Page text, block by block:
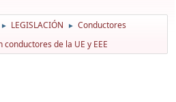
► LEGISLACIÓN ► Conductores
de la UE y EEE